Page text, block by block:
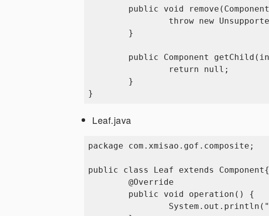
Leaf.java
package com.xmisao.gof.composite;
public class Leaf extends Component{